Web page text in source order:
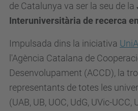
de Catalunya va ser la seu de la
Interuniversitària de recerca
Impulsada dins la iniciativa
l'Agència Catalana de
Desenvolupament (ACCD), la
representants de totes les
(UAB, UB, UOC, UdG, UVic-UCC,